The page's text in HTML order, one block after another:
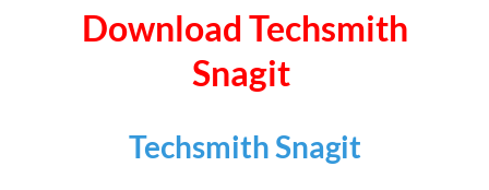
Download Techsmith
Snagit
Techsmith Snagit